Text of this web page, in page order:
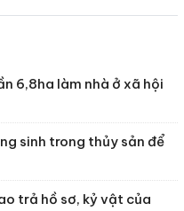
6,8ha làm nhà ở xã hội
sinh trong thủy sản để
trả hồ sơ, kỷ vật của